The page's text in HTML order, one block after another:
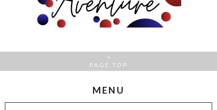
PAGE TOP
MENU